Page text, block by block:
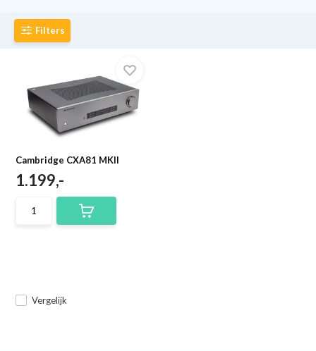
Filters
Cambridge CXA81 MKII
Vergelijk
1.199,-